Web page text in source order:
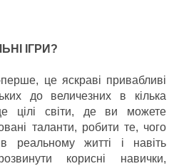
ІГРИ?
це яскраві привабливі
до величезних в кілька
цілі світи, де ви можете
таланти, робити те, чого
реальному житті і навіть
корисні навички,